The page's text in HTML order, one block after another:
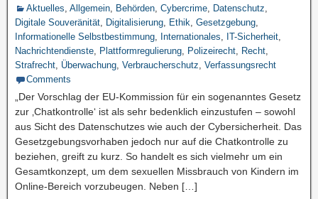
Aktuelles, Allgemein, Behörden, Cybercrime, Datenschutz,
Digitale Souveränität, Digitalisierung, Ethik, Gesetzgebung,
Informationelle Selbstbestimmung, Internationales, IT-Sicherheit,
Nachrichtendienste, Plattformregulierung, Polizeirecht, Recht,
Strafrecht, Überwachung, Verbraucherschutz, Verfassungsrecht
Comments
„Der Vorschlag der EU-Kommission für ein sogenanntes Gesetz
zur ‚Chatkontrolle‘ ist als sehr bedenklich einzustufen – sowohl
aus Sicht des Datenschutzes wie auch der Cybersicherheit. Das
Gesetzgebungsvorhaben jedoch nur auf die Chatkontrolle zu
beziehen, greift zu kurz. So handelt es sich vielmehr um ein
Gesamtkonzept, um dem sexuellen Missbrauch von Kindern im
Online-Bereich vorzubeugen. Neben […]